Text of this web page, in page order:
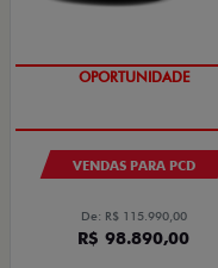
OPORTUNIDADE
VENDAS PARA PCD
De: R$ 115.990,00
R$ 98.890,00